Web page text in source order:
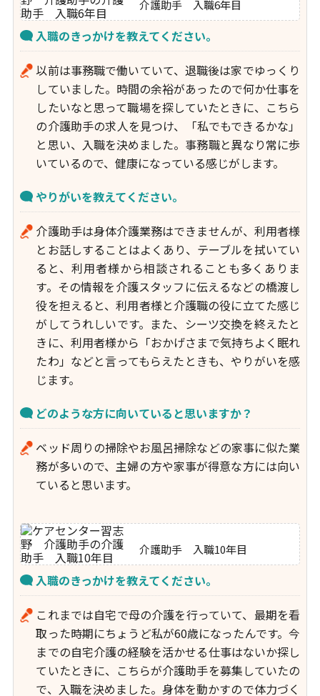
介護助手 入職6年目
入職のきっかけを教えてください。
以前は事務職で働いていて、退職後は家でゆっくり
していました。時間の余裕があったので何か仕事を
したいなと思って職場を探していたときに、こちら
の介護助手の求人を見つけ、「私でもできるかな」
と思い、入職を決めました。事務職と異なり常に歩
いているので、健康になっている感じがします。
やりがいを教えてください。
介護助手は身体介護業務はできませんが、利用者様
とお話しすることはよくあり、テーブルを拭いてい
ると、利用者様から相談されることも多くありま
す。その情報を介護スタッフに伝えるなどの橋渡し
役を担えると、利用者様と介護職の役に立てた感じ
がしてうれしいです。また、シーツ交換を終えたと
きに、利用者様から「おかげさまで気持ちよく眠れ
たわ」などと言ってもらえたときも、やりがいを感
じます。
どのような方に向いていると思いますか？
ベッド周りの掃除やお風呂掃除などの家事に似た業
務が多いので、主婦の方や家事が得意な方には向い
ていると思います。
介護助手 入職10年目
入職のきっかけを教えてください。
これまでは自宅で母の介護を行っていて、最期を看
取った時期にちょうど私が60歳になったんです。今
までの自宅介護の経験を活かせる仕事はないか探し
ていたときに、こちらが介護助手を募集していたの
で、入職を決めました。身体を動かすので体力づく